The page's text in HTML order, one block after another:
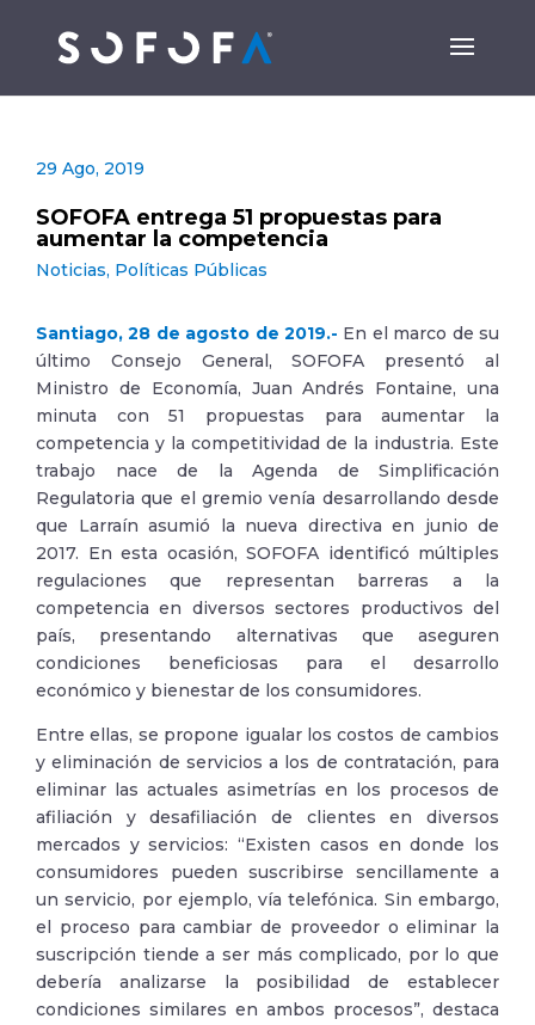
29 Ago, 2019
SOFOFA entrega 51 propuestas para
aumentar la competencia
Noticias, Políticas Públicas
Santiago, 28 de agosto de 2019.- En el marco de su
último Consejo General, SOFOFA presentó al
Ministro de Economía, Juan Andrés Fontaine, una
minuta con 51 propuestas para aumentar la
competencia y la competitividad de la industria. Este
trabajo nace de la Agenda de Simplificación
Regulatoria que el gremio venía desarrollando desde
que Larraín asumió la nueva directiva en junio de
2017. En esta ocasión, SOFOFA identificó múltiples
regulaciones que representan barreras a la
competencia en diversos sectores productivos del
país, presentando alternativas que aseguren
condiciones beneficiosas para el desarrollo
económico y bienestar de los consumidores.
Entre ellas, se propone igualar los costos de cambios
y eliminación de servicios a los de contratación, para
eliminar las actuales asimetrías en los procesos de
afiliación y desafiliación de clientes en diversos
mercados y servicios: “Existen casos en donde los
consumidores pueden suscribirse sencillamente a
un servicio, por ejemplo, vía telefónica. Sin embargo,
el proceso para cambiar de proveedor o eliminar la
suscripción tiende a ser más complicado, por lo que
debería analizarse la posibilidad de establecer
condiciones similares en ambos procesos”, destaca